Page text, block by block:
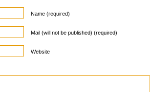
Name (required)
Mail (will not be published) (required)
Website